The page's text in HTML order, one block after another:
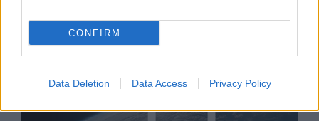
CONFIRM
Data Deletion Data Access Privacy Policy